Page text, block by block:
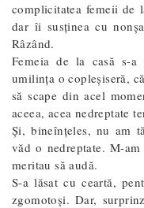
complicitatea femeii de
dar îi susținea cu
Râzând.
Femeia de la casă s-
umilința o copleșiseră,
să scape din acel
aceea, acea nedreptate
Și, bineînțeles, nu am
văd o nedreptate. M-
meritau să audă.
S-a lăsat cu ceartă,
zgomotoși. Dar,